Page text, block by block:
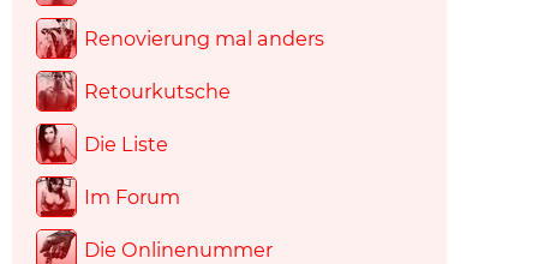
Renovierung mal anders
Retourkutsche
Die Liste
Im Forum
Die Onlinenummer